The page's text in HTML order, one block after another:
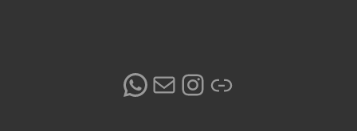
WhatsApp
E-MailInstagram
Link